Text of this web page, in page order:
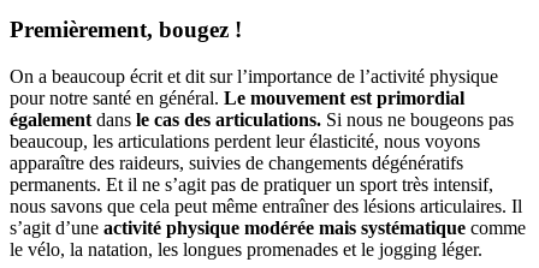
Premièrement, bougez !
On a beaucoup écrit et dit sur l’importance de l’activité physique
pour notre santé en général. Le mouvement est primordial
également dans le cas des articulations. Si nous ne bougeons pas
beaucoup, les articulations perdent leur élasticité, nous voyons
apparaître des raideurs, suivies de changements dégénératifs
permanents. Et il ne s’agit pas de pratiquer un sport très intensif,
nous savons que cela peut même entraîner des lésions articulaires. Il
s’agit d’une activité physique modérée mais systématique comme
le vélo, la natation, les longues promenades et le jogging léger.